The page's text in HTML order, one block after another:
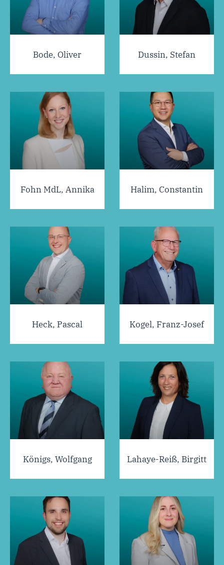
Bode, Oliver Dussin, Stefan
Fohn MdL, Annika Halim, Constantin
Heck, Pascal Kogel, Franz-Josef
Königs, Wolfgang Lahaye-Reiß, Birgitt